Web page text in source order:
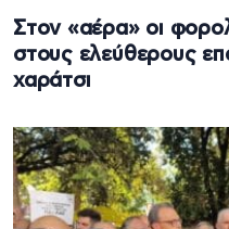
Στον «αέρα» οι
στους ελεύθερους
χαράτσι